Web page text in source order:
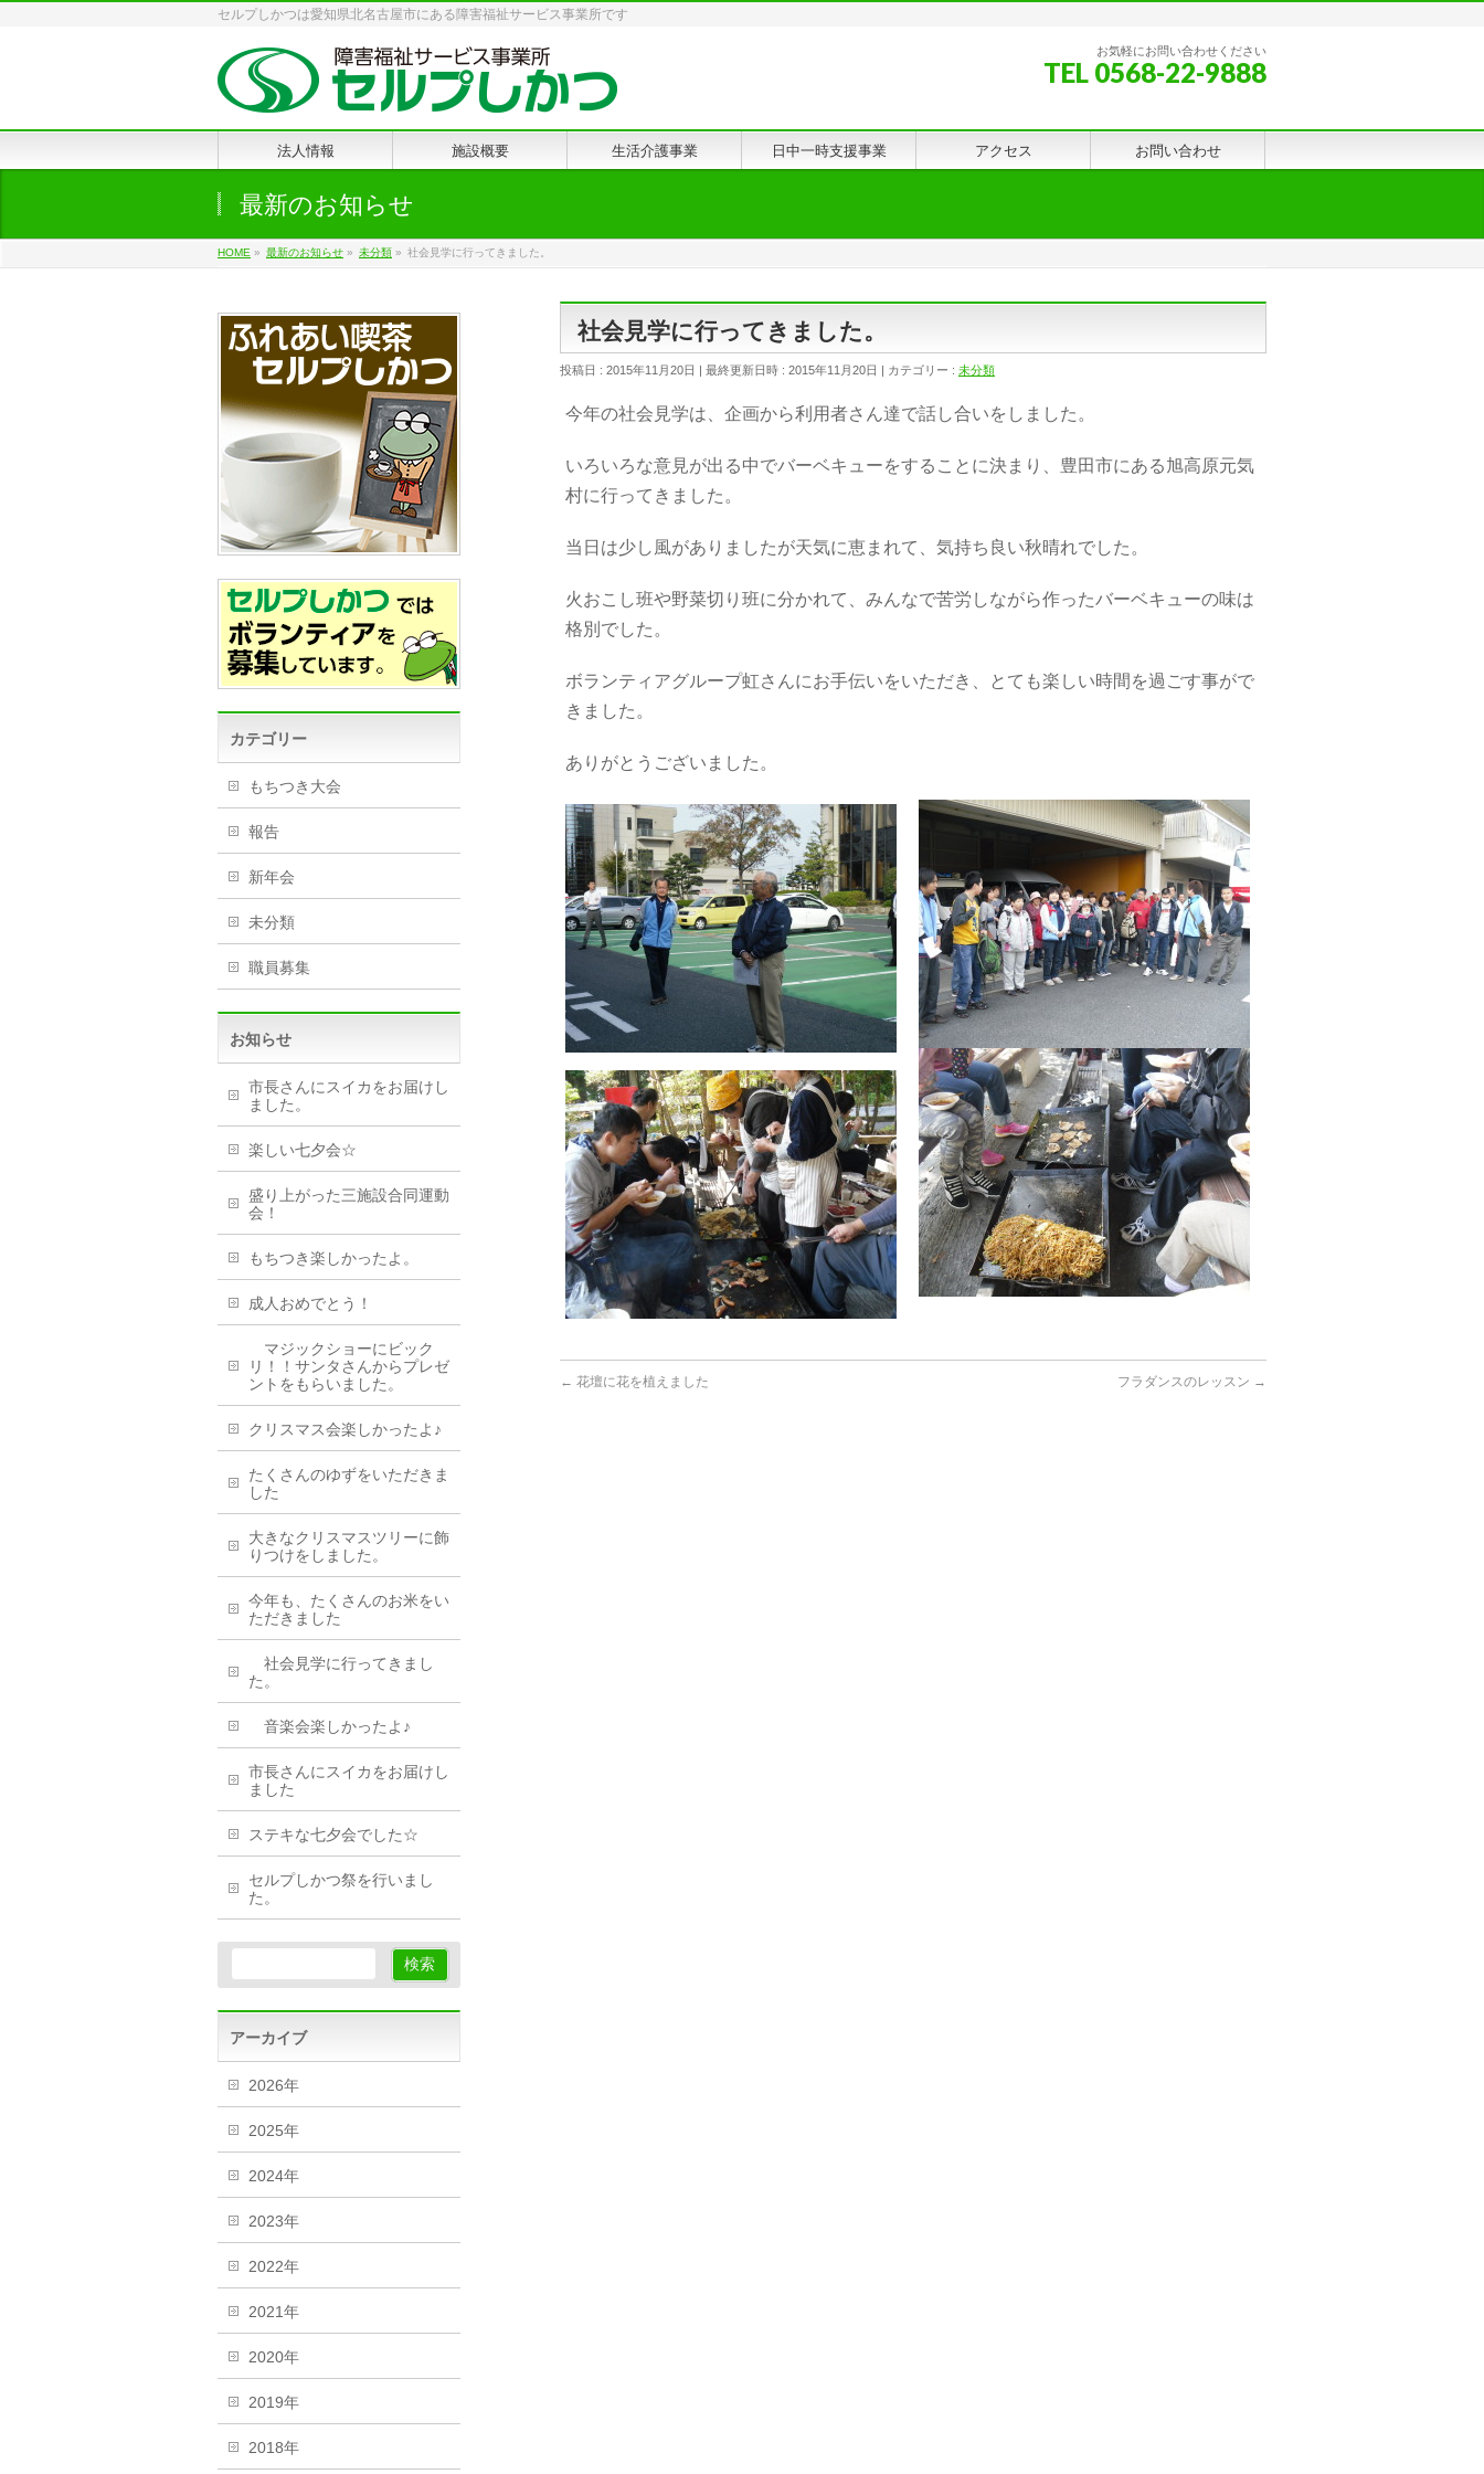
セルプしかつは愛知県北名古屋市にある障害福祉サービス事業所です
お気軽にお問い合わせください
TEL 0568-22-9888
法人情報 施設概要 生活介護事業 日中一時支援事業 アクセス お問い合わせ
最新のお知らせ
HOME » 最新のお知らせ » 未分類 » 社会見学に行ってきました。
社会見学に行ってきました。
投稿日 : 2015年11月20日 最終更新日時 : 2015年11月20日 カテゴリー : 未分類
今年の社会見学は、企画から利用者さん達で話し合いをしました。
いろいろな意見が出る中でバーベキューをすることに決まり、豊田市にある旭高原元気
村に行ってきました。
当日は少し風がありましたが天気に恵まれて、気持ち良い秋晴れでした。
火おこし班や野菜切り班に分かれて、みんなで苦労しながら作ったバーベキューの味は
格別でした。
ボランティアグループ虹さんにお手伝いをいただき、とても楽しい時間を過ごす事がで
きました。
ありがとうございました。
← 花壇に花を植えました フラダンスのレッスン →
カテゴリー
もちつき大会
報告
新年会
未分類
職員募集
お知らせ
市長さんにスイカをお届けし
ました。
楽しい七夕会☆
盛り上がった三施設合同運動
会！
もちつき楽しかったよ。
成人おめでとう！
マジックショーにビック
リ！！サンタさんからプレゼ
ントをもらいました。
クリスマス会楽しかったよ♪
たくさんのゆずをいただきま
した
大きなクリスマスツリーに飾
りつけをしました。
今年も、たくさんのお米をい
ただきました
社会見学に行ってきまし
た。
音楽会楽しかったよ♪
市長さんにスイカをお届けし
ました
ステキな七夕会でした☆
セルプしかつ祭を行いまし
た。
アーカイブ
2026年
2025年
2024年
2023年
2022年
2021年
2020年
2019年
2018年